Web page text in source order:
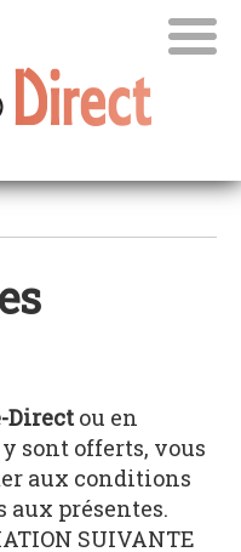
Directou en
sont offerts, vous
aux conditions
présentes.
SUIVANTE